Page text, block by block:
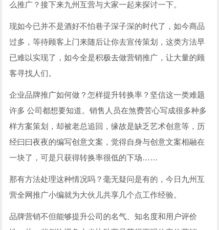
么推广？接下来九州互营与大家一起来探讨一下。
现如今已并不是酒好不怕巷子深子深的时代了，如今商品
过多，等待顾客上门来随后让你去宣传策划，这类方法早
已难以实现了，如今全是积极去做营销推广，让大量的顾
客寻找人们。
企业品牌推广如何做？怎样提升转换率？坚信这一类难题
许多 公司都想要知道。销售人员在煞费苦心写成很多种多
样方案策划，却被老总追回，缘故是缺乏艺术创意等，历
经曰曰夜夜的编写创意文案，觉得自身与创意文案相融在
一块了，可是只获得转换率很低的下场……
那有方法处理这种情况吗？毫无疑问是有的，今日九州互
营全网推广小编就为大伙儿共享几个点工作经验。
品牌营销不但能够提升公司的名气、知名度和用户评价